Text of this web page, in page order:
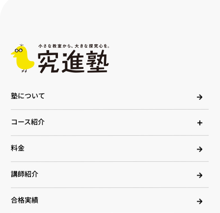
塾について
コース紹介
料金
講師紹介
合格実績